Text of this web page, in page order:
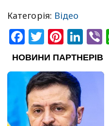
Категорія: Відео
Facebook
Twitter